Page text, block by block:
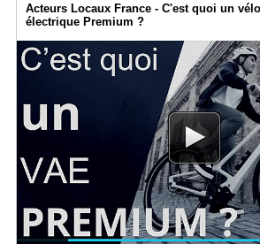
Acteurs Locaux France - C'est quoi un
électrique Premium ?